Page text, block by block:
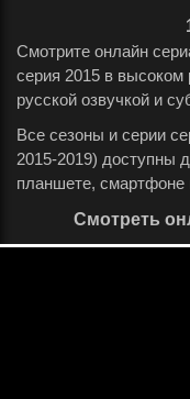
Смотрите онлайн
серия 2015 в высоком
русской озвучкой и
Все сезоны и серии
2015-2019) доступны
планшете, смартфоне
Смотреть